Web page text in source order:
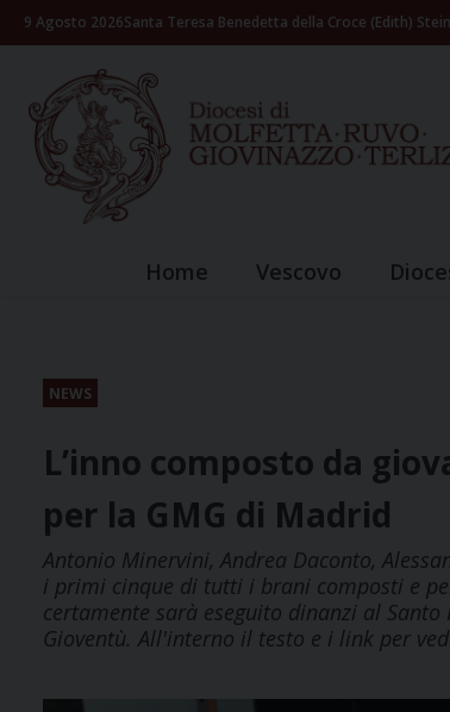
Skip9 Agosto 2026Santa Teresa Benedetta della Croce (Edith)
Home Vescovo
NEWS
L’inno composto da
per la GMG di Madrid
Antonio Minervini, Andrea Daconto,
i primi cinque di tutti i brani composti e
certamente sarà eseguito dinanzi al
Gioventù. All'interno il testo e i link per